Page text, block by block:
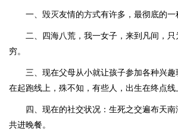
一、毁灭友情的方式有许多，最彻底的一
二、四海八荒，我一女子，来到凡间，只
穷。
三、现在父母从小就让孩子参加各种兴
在起跑线上，殊不知，有些人，出生在终点线
四、现在的社交状况：生死之交遍布天南
共进晚餐。